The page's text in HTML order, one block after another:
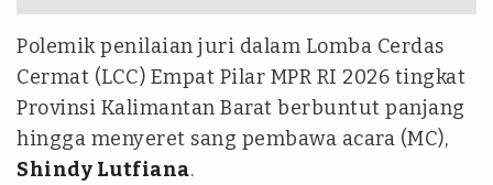
Polemik penilaian juri dalam Lomba Cerdas
Cermat (LCC) Empat Pilar MPR RI 2026 tingkat
Provinsi Kalimantan Barat berbuntut panjang
hingga menyeret sang pembawa acara (MC),
Shindy Lutfiana.